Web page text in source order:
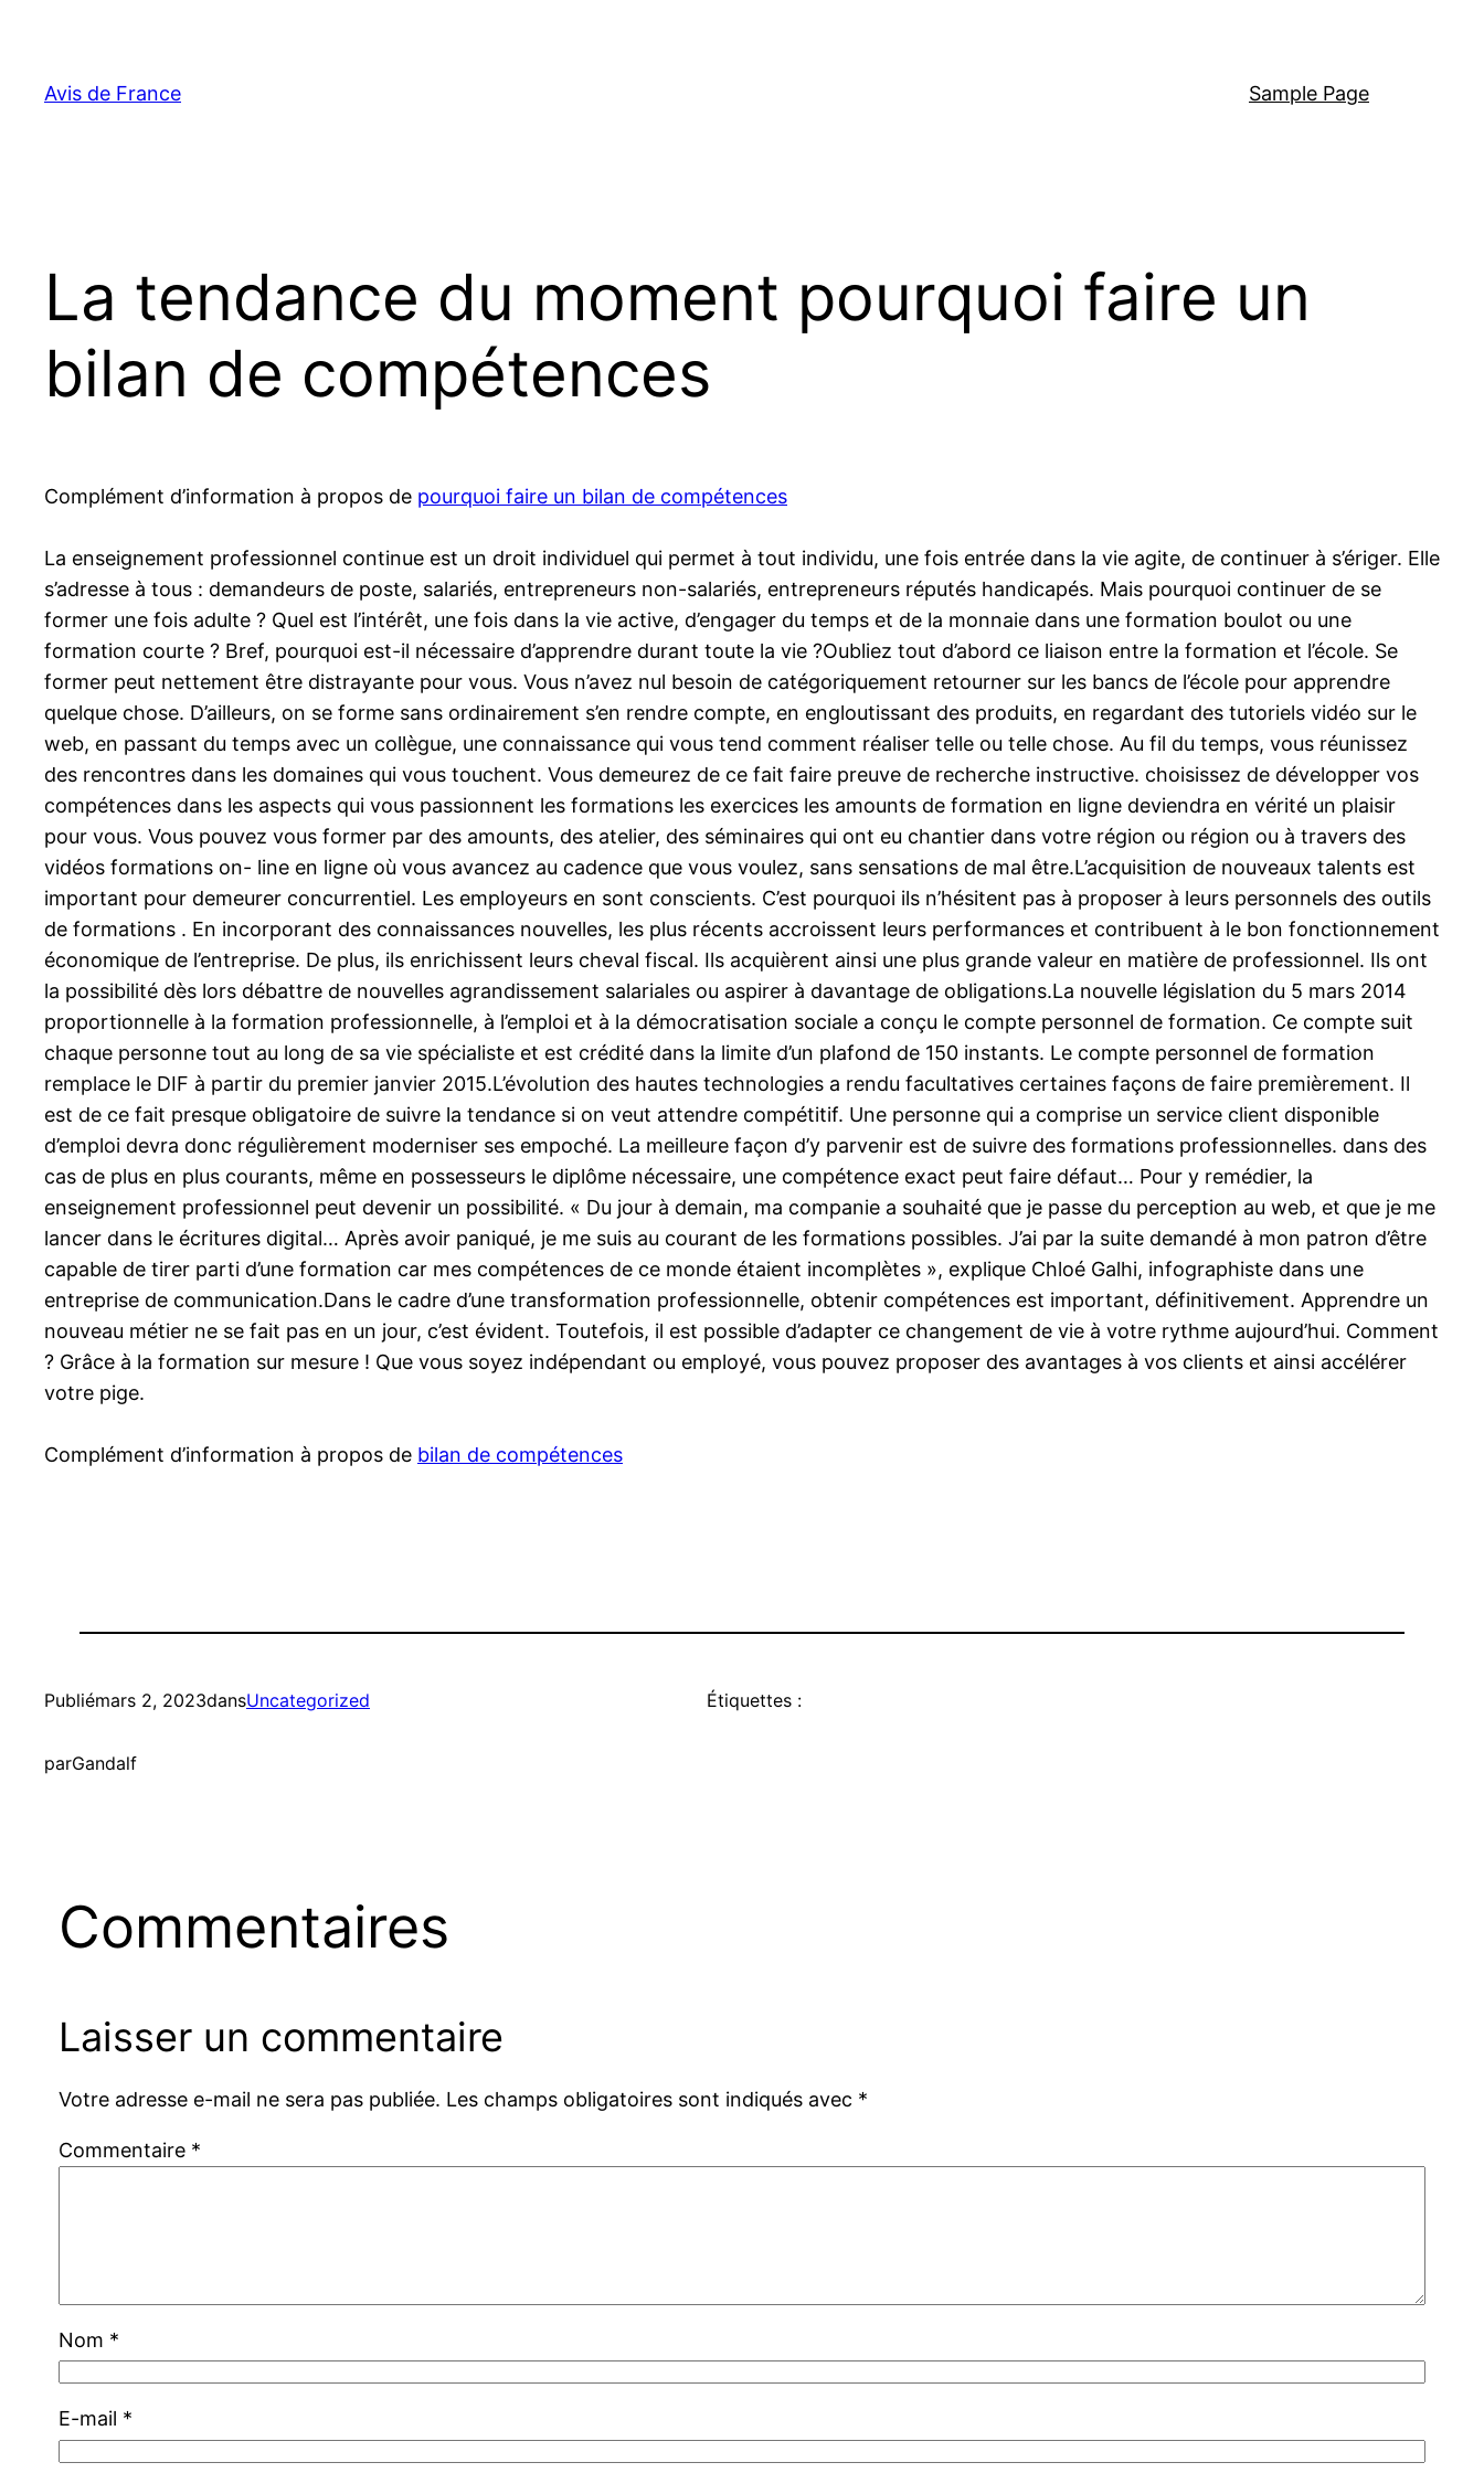
contenu
Avis de France Sample Page
La tendance du moment pourquoi faire un
bilan de compétences
Complément d’information à propos de pourquoi faire un bilan de compétences
La enseignement professionnel continue est un droit individuel qui permet à tout individu, une fois entrée dans la vie agite, de continuer à s’ériger. Elle
s’adresse à tous : demandeurs de poste, salariés, entrepreneurs non-salariés, entrepreneurs réputés handicapés. Mais pourquoi continuer de se
former une fois adulte ? Quel est l’intérêt, une fois dans la vie active, d’engager du temps et de la monnaie dans une formation boulot ou une
formation courte ? Bref, pourquoi est-il nécessaire d’apprendre durant toute la vie ?Oubliez tout d’abord ce liaison entre la formation et l’école. Se
former peut nettement être distrayante pour vous. Vous n’avez nul besoin de catégoriquement retourner sur les bancs de l’école pour apprendre
quelque chose. D’ailleurs, on se forme sans ordinairement s’en rendre compte, en engloutissant des produits, en regardant des tutoriels vidéo sur le
web, en passant du temps avec un collègue, une connaissance qui vous tend comment réaliser telle ou telle chose. Au fil du temps, vous réunissez
des rencontres dans les domaines qui vous touchent. Vous demeurez de ce fait faire preuve de recherche instructive. choisissez de développer vos
compétences dans les aspects qui vous passionnent les formations les exercices les amounts de formation en ligne deviendra en vérité un plaisir
pour vous. Vous pouvez vous former par des amounts, des atelier, des séminaires qui ont eu chantier dans votre région ou région ou à travers des
vidéos formations on- line en ligne où vous avancez au cadence que vous voulez, sans sensations de mal être.L’acquisition de nouveaux talents est
important pour demeurer concurrentiel. Les employeurs en sont conscients. C’est pourquoi ils n’hésitent pas à proposer à leurs personnels des outils
de formations . En incorporant des connaissances nouvelles, les plus récents accroissent leurs performances et contribuent à le bon fonctionnement
économique de l’entreprise. De plus, ils enrichissent leurs cheval fiscal. Ils acquièrent ainsi une plus grande valeur en matière de professionnel. Ils ont
la possibilité dès lors débattre de nouvelles agrandissement salariales ou aspirer à davantage de obligations.La nouvelle législation du 5 mars 2014
proportionnelle à la formation professionnelle, à l’emploi et à la démocratisation sociale a conçu le compte personnel de formation. Ce compte suit
chaque personne tout au long de sa vie spécialiste et est crédité dans la limite d’un plafond de 150 instants. Le compte personnel de formation
remplace le DIF à partir du premier janvier 2015.L’évolution des hautes technologies a rendu facultatives certaines façons de faire premièrement. Il
est de ce fait presque obligatoire de suivre la tendance si on veut attendre compétitif. Une personne qui a comprise un service client disponible
d’emploi devra donc régulièrement moderniser ses empoché. La meilleure façon d’y parvenir est de suivre des formations professionnelles. dans des
cas de plus en plus courants, même en possesseurs le diplôme nécessaire, une compétence exact peut faire défaut… Pour y remédier, la
enseignement professionnel peut devenir un possibilité. « Du jour à demain, ma companie a souhaité que je passe du perception au web, et que je me
lancer dans le écritures digital… Après avoir paniqué, je me suis au courant de les formations possibles. J’ai par la suite demandé à mon patron d’être
capable de tirer parti d’une formation car mes compétences de ce monde étaient incomplètes », explique Chloé Galhi, infographiste dans une
entreprise de communication.Dans le cadre d’une transformation professionnelle, obtenir compétences est important, définitivement. Apprendre un
nouveau métier ne se fait pas en un jour, c’est évident. Toutefois, il est possible d’adapter ce changement de vie à votre rythme aujourd’hui. Comment
? Grâce à la formation sur mesure ! Que vous soyez indépendant ou employé, vous pouvez proposer des avantages à vos clients et ainsi accélérer
votre pige.
Complément d’information à propos de bilan de compétences
Publiémars 2, 2023dansUncategorized
parGandalf
Étiquettes :
Commentaires
Laisser un commentaire
Votre adresse e-mail ne sera pas publiée. Les champs obligatoires sont indiqués avec *
Commentaire *
Nom *
E-mail *